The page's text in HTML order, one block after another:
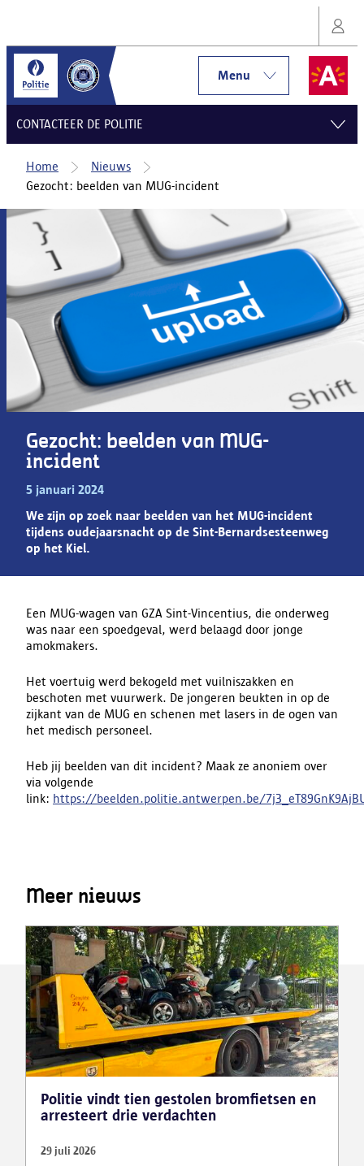
Menu
CONTACTEER DE POLITIE
Home
Nieuws
Gezocht: beelden van MUG-incident
Gezocht: beelden van MUG-
incident
5 januari 2024
We zijn op zoek naar beelden van het MUG-incident
tijdens oudejaarsnacht op de Sint-Bernardsesteenweg
op het Kiel.
Een MUG-wagen van GZA Sint-Vincentius, die onderweg
was naar een spoedgeval, werd belaagd door jonge
amokmakers.
Het voertuig werd bekogeld met vuilniszakken en
beschoten met vuurwerk. De jongeren beukten in op de
zijkant van de MUG en schenen met lasers in de ogen van
het medisch personeel.
Heb jij beelden van dit incident? Maak ze anoniem over
via volgende
link: https://beelden.politie.antwerpen.be/
Meer nieuws
Politie vindt tien gestolen bromfietsen en
arresteert drie verdachten
29 juli 2026